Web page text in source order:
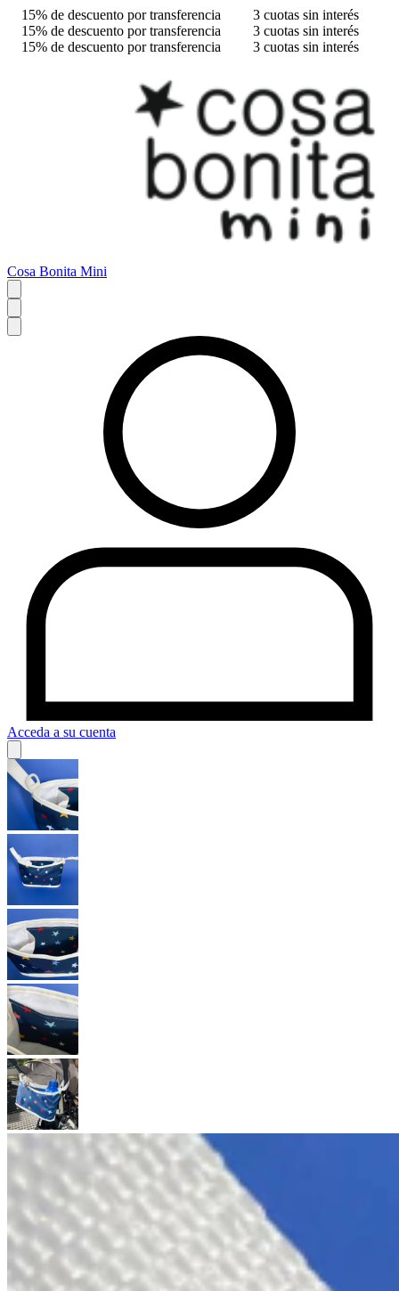
15% de descuento por transferencia
3 cuotas sin interés
15% de descuento por transferencia
3 cuotas sin interés
15% de descuento por transferencia
3 cuotas sin interés
Cosa Bonita Mini
Acceda a su cuenta